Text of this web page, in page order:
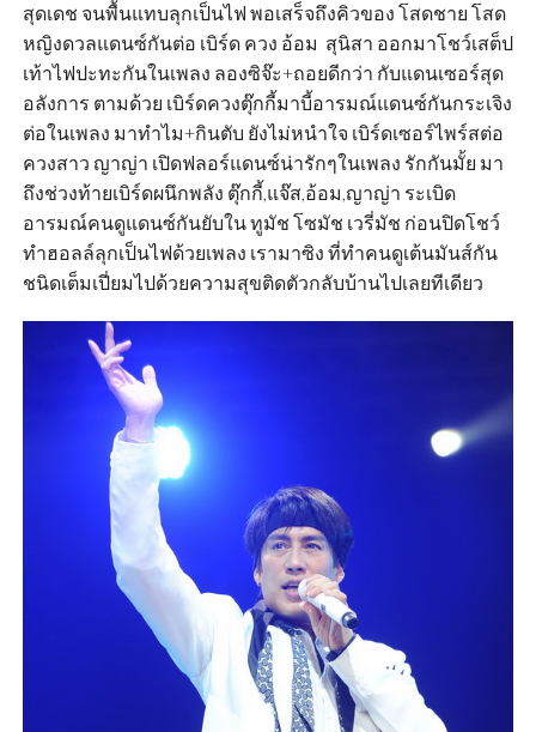
สุดเดช จนพื้นแทบลุกเป็นไฟ พอเสร็จถึงคิวของ โสดชาย โสด
หญิงดวลแดนซ์กันต่อ เบิร์ด ควง อ้อม  สุนิสา ออกมาโชว์เสต็ป
เท้าไฟปะทะกันในเพลง ลองซิจ๊ะ+ถอยดีกว่า กับแดนเซอร์สุด
อลังการ ตามด้วย เบิร์ดควงตุ๊กกี้มาบี้อารมณ์แดนซ์กันกระเจิง
ต่อในเพลง มาทำไม+กินตับ ยังไม่หนำใจ เบิร์ดเซอร์ไพร์สต่อ
ควงสาว ญาญ่า เปิดฟลอร์แดนซ์น่ารักๆในเพลง รักกันมั้ย มา
ถึงช่วงท้ายเบิร์ดผนึกพลัง ตุ๊กกี้,แจ๊ส,อ้อม,ญาญ่า ระเบิด
อารมณ์คนดูแดนซ์กันยับใน ทูมัช โซมัช เวรี่มัช ก่อนปิดโชว์
ทำฮอลล์ลุกเป็นไฟด้วยเพลง เรามาซิง ที่ทำคนดูเต้นมันส์กัน
ชนิดเต็มเปี่ยมไปด้วยความสุขติดตัวกลับบ้านไปเลยทีเดียว